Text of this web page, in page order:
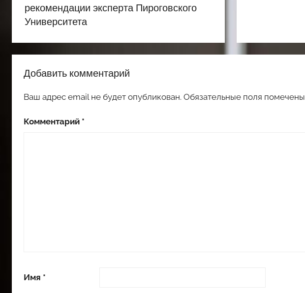
записям
рекомендации эксперта Пироговского
Университета
Добавить комментарий
Ваш адрес email не будет опубликован. Обязательные поля помечены
Комментарий *
Имя *